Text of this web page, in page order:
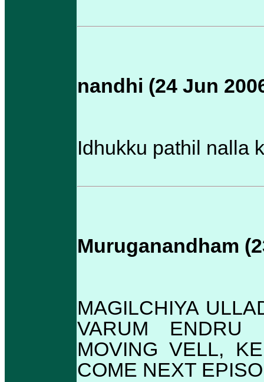
nandhi (24 Jun
Idhukku pathil nalla
Muruganandham
MAGILCHIYA
VARUM ENDRU
MOVING VELL,
COME NEXT